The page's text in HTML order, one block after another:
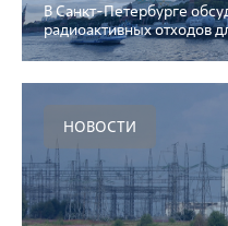
В Санкт-Петербурге
радиоактивных отходов
НОВОСТИ